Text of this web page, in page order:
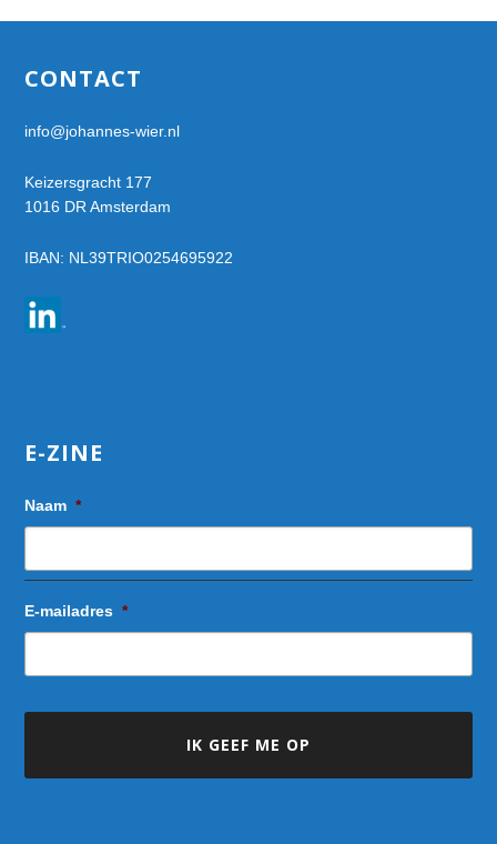
Footer
CONTACT
info@johannes-wier.nl
Keizersgracht 177
1016 DR Amsterdam
IBAN: NL39TRIO0254695922
E-ZINE
Naam *
E-mailadres *